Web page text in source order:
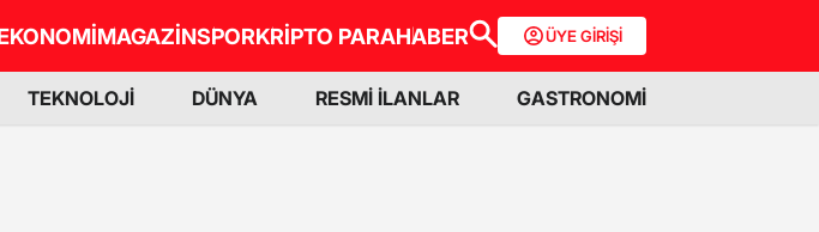
MAGAZİNSPORKRİPTO PARAHABER ÜYE GİRİŞİ
TEKNOLOJİ DÜNYA RESMİ İLANLAR GASTRONOMİ